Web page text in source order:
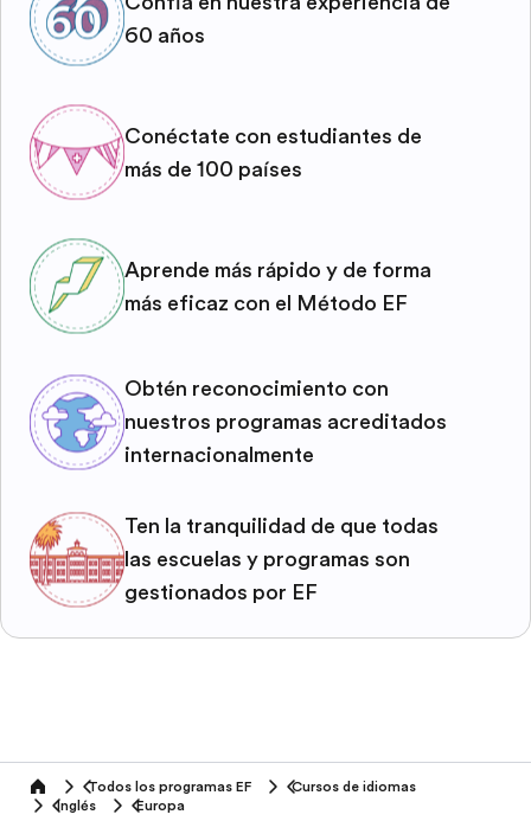
60 años
Conéctate con estudiantes de
más de 100 países
Aprende más rápido y de forma
más eficaz con el Método EF
Obtén reconocimiento con
nuestros programas acreditados
internacionalmente
Ten la tranquilidad de que todas
las escuelas y programas son
gestionados por EF
home Todos los programas EF
Cursos de idiomas
Inglés
Europa